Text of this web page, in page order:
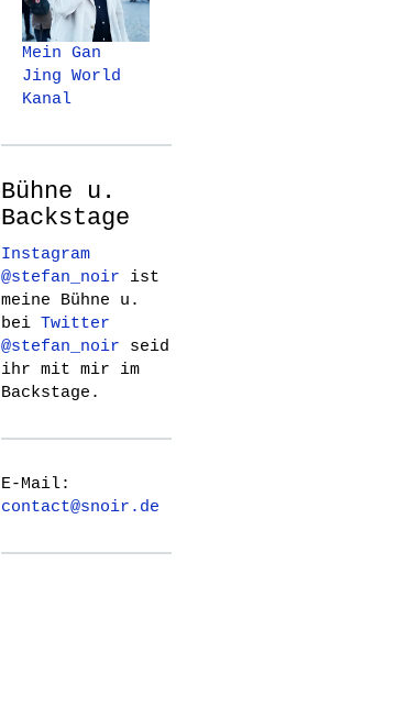
Mein Gan
Jing World
Kanal
Bühne u.
Backstage
Instagram
@stefan_noir ist
meine Bühne u.
bei Twitter
@stefan_noir seid
ihr mit mir im
Backstage.
E-Mail:
contact@snoir.de